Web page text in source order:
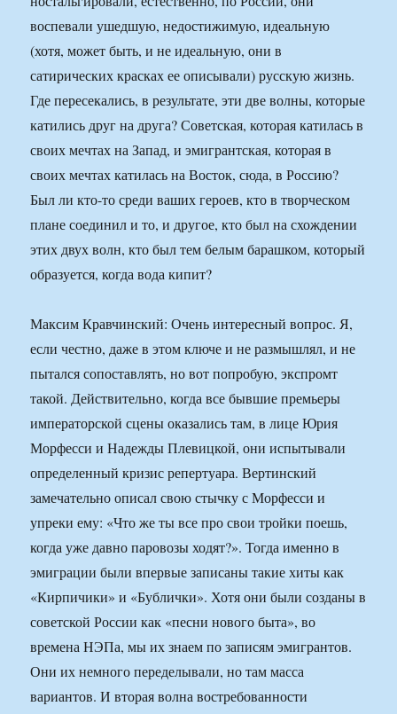
воспевали ушедшую, недостижимую, идеальную
(хотя, может быть, и не идеальную, они в
сатирических красках ее описывали) русскую жизнь.
Где пересекались, в результате, эти две волны, которые
катились друг на друга? Советская, которая катилась в
своих мечтах на Запад, и эмигрантская, которая в
своих мечтах катилась на Восток, сюда, в Россию?
Был ли кто-то среди ваших героев, кто в творческом
плане соединил и то, и другое, кто был на схождении
этих двух волн, кто был тем белым барашком, который
образуется, когда вода кипит?
Максим Кравчинский: Очень интересный вопрос. Я,
если честно, даже в этом ключе и не размышлял, и не
пытался сопоставлять, но вот попробую, экспромт
такой. Действительно, когда все бывшие премьеры
императорской сцены оказались там, в лице Юрия
Морфесси и Надежды Плевицкой, они испытывали
определенный кризис репертуара. Вертинский
замечательно описал свою стычку с Морфесси и
упреки ему: «Что же ты все про свои тройки поешь,
когда уже давно паровозы ходят?». Тогда именно в
эмиграции были впервые записаны такие хиты как
«Кирпичики» и «Бублички». Хотя они были созданы в
советской России как «песни нового быта», во
времена НЭПа, мы их знаем по записям эмигрантов.
Они их немного переделывали, но там масса
вариантов. И вторая волна востребованности